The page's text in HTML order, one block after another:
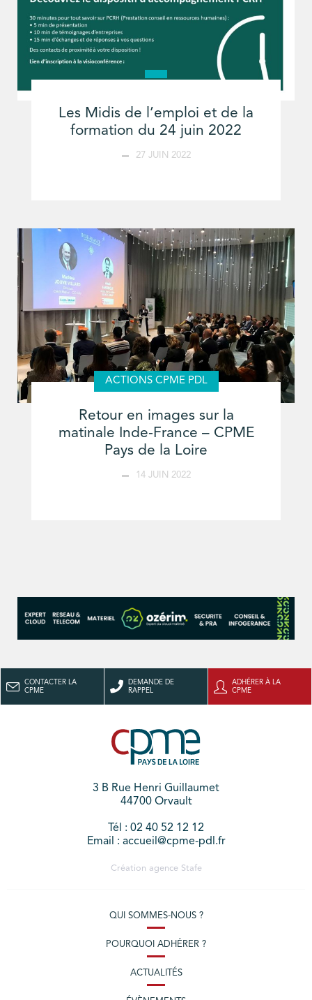
Les Midis de l’emploi et de la
formation du 24 juin 2022
27 JUIN 2022
ACTIONS CPME PDL
Retour en images sur la
matinale Inde-France – CPME
Pays de la Loire
14 JUIN 2022
CONTACTER LA
CPME
DEMANDE DE
RAPPEL
ADHÉRER À LA
CPME
3 B Rue Henri Guillaumet
44700 Orvault
Tél : 02 40 52 12 12
Email : accueil@cpme-pdl.fr
Création agence Stafe
QUI SOMMES-NOUS ?
POURQUOI ADHÉRER ?
ACTUALITÉS